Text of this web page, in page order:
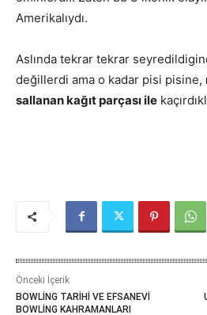
Amerikalıydı.
Aslında tekrar tekrar
değillerdi ama o kadar pisi pisine,
sallanan kağıt parçası ile
Önceki İçerik
BOWLİNG TARİHİ VE EFSANEVİ
BOWLİNG KAHRAMANLARI